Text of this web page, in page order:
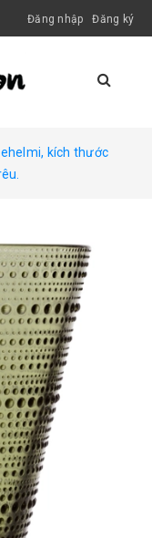
Đăng nhập Đăng ký
kích thước